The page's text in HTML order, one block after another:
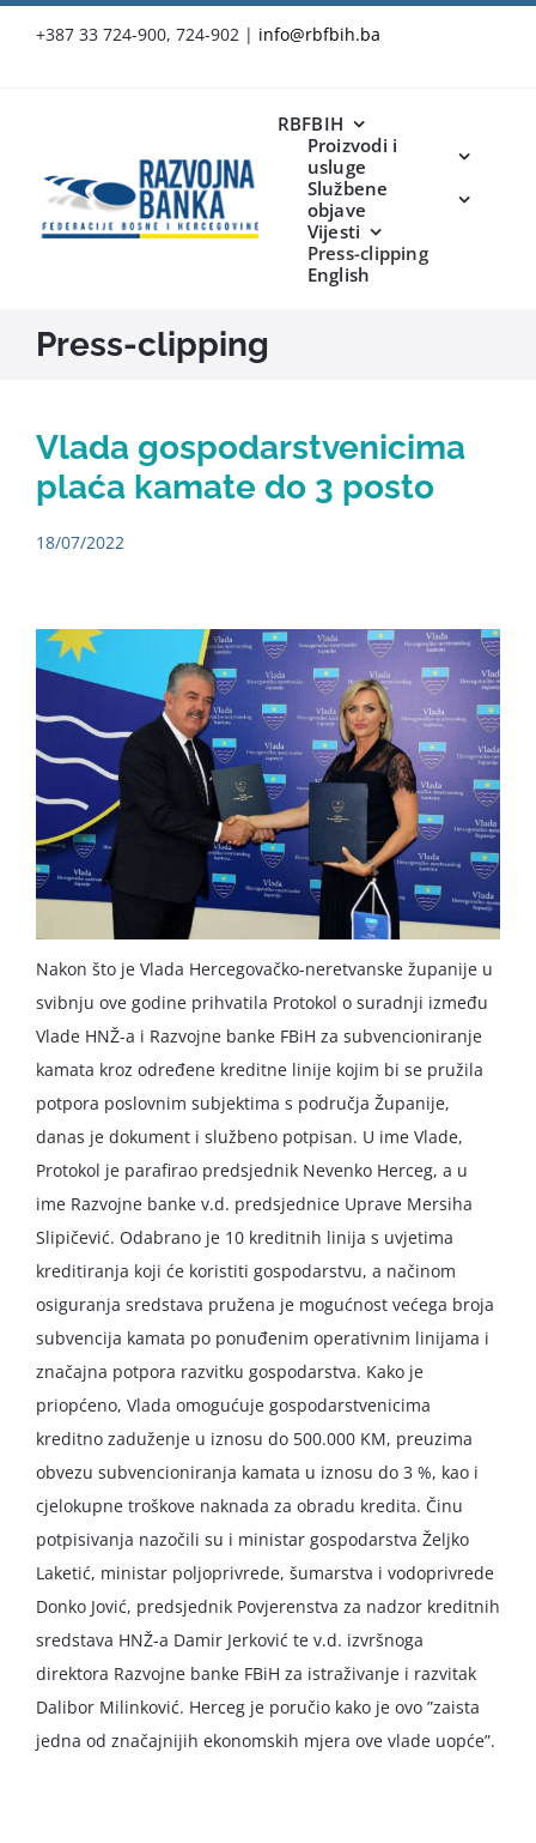
+387 33 724-900, 724-902 | info@rbfbih.ba
RBFBIH
Proizvodi i
usluge
Službene
objave
Vijesti
Press-clipping
English
Press-clipping
Vlada gospodarstvenicima
plaća kamate do 3 posto
18/07/2022
Nakon što je Vlada Hercegovačko-neretvanske županije u
svibnju ove godine prihvatila Protokol o suradnji između
Vlade HNŽ-a i Razvojne banke FBiH za subvencioniranje
kamata kroz određene kreditne linije kojim bi se pružila
potpora poslovnim subjektima s područja Županije,
danas je dokument i službeno potpisan. U ime Vlade,
Protokol je parafirao predsjednik Nevenko Herceg, a u
ime Razvojne banke v.d. predsjednice Uprave Mersiha
Slipičević. Odabrano je 10 kreditnih linija s uvjetima
kreditiranja koji će koristiti gospodarstvu, a načinom
osiguranja sredstava pružena je mogućnost većega broja
subvencija kamata po ponuđenim operativnim linijama i
značajna potpora razvitku gospodarstva. Kako je
priopćeno, Vlada omogućuje gospodarstvenicima
kreditno zaduženje u iznosu do 500.000 KM, preuzima
obvezu subvencioniranja kamata u iznosu do 3 %, kao i
cjelokupne troškove naknada za obradu kredita. Činu
potpisivanja nazočili su i ministar gospodarstva Željko
Laketić, ministar poljoprivrede, šumarstva i vodoprivrede
Donko Jović, predsjednik Povjerenstva za nadzor kreditnih
sredstava HNŽ-a Damir Jerković te v.d. izvršnoga
direktora Razvojne banke FBiH za istraživanje i razvitak
Dalibor Milinković. Herceg je poručio kako je ovo ”zaista
jedna od značajnijih ekonomskih mjera ove vlade uopće”.